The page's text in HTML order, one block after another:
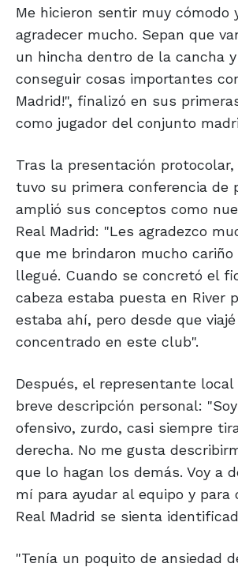
Me hicieron sentir muy cómodo
agradecer mucho. Sepan que
un hincha dentro de la cancha
conseguir cosas importantes
Madrid!", finalizó en sus
como jugador del conjunto
Tras la presentación
tuvo su primera conferencia de
amplió sus conceptos como
Real Madrid: "Les agradezco
que me brindaron mucho cariño
llegué. Cuando se concretó el
cabeza estaba puesta en River
estaba ahí, pero desde que
concentrado en este club".
Después, el representante local
breve descripción personal:
ofensivo, zurdo, casi siempre
derecha. No me gusta
que lo hagan los demás. Voy a
mí para ayudar al equipo y para
Real Madrid se sienta
"Tenía un poquito de ansiedad